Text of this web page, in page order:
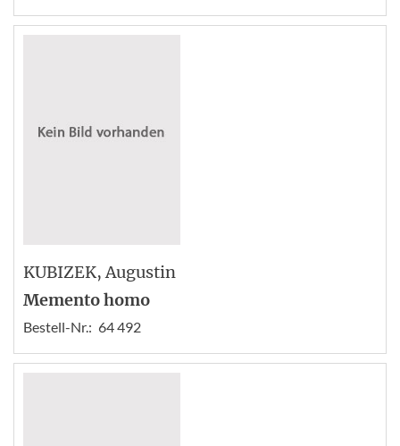
KUBIZEK, Augustin
Memento homo
Bestell-Nr.: 64 492